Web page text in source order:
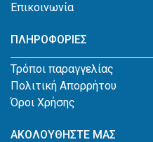
Επικοινωνία
ΠΛΗΡΟΦΟΡΙΕΣ
Τρόποι παραγγελίας
Πολιτική Απορρήτου
Όροι Χρήσης
ΑΚΟΛΟΥΘΗΣΤΕ ΜΑΣ